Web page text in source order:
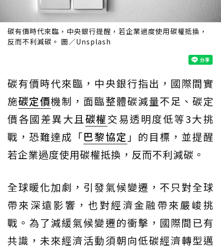
碳有價時代來臨，中央銀行提醒，若企業過度使用碳權抵換，
反而不利減碳。 圖／Unsplash
碳有價時代來臨，中央銀行指出，國際間實
施碳定價機制，面臨整體碳減量不足、碳定
價各國差異大且碳權交易透明度低等3大挑
戰，恐難達成「巴黎協定 」的目標，並提醒
若企業過度使用碳權抵換，反而不利減碳。
全球暖化加劇，引發氣候變遷，不只對全球
帶來深遠影響，也對經濟金融帶來嚴峻挑
戰。為了減緩氣候變遷的衝擊，國際間已有
共識，未來經濟活動須朝向低碳經濟轉型邁